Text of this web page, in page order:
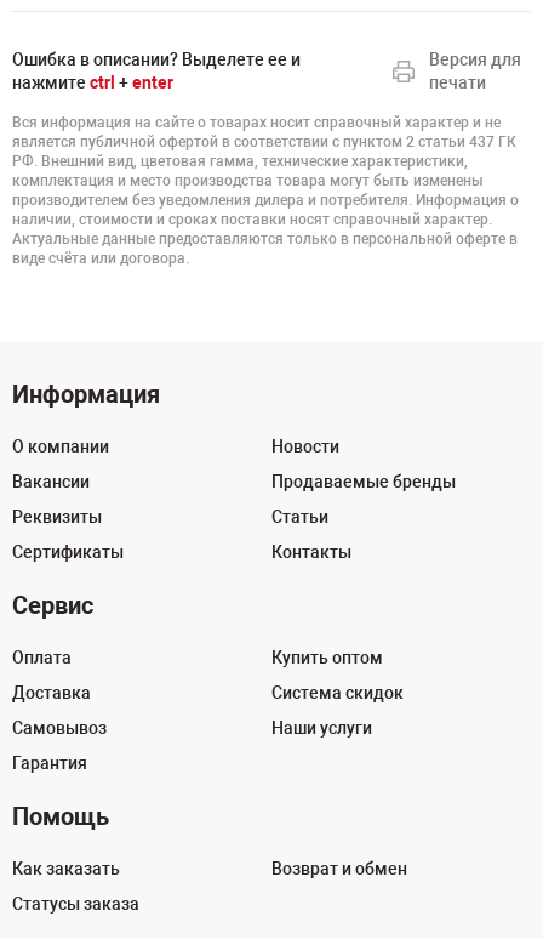
Ошибка в описании? Выделете ее и
нажмите ctrl +enter
Версия для
печати
Вся информация на сайте о товарах носит справочный характер и не
является публичной офертой в соответствии с пунктом 2 статьи 437 ГК
РФ. Внешний вид, цветовая гамма, технические характеристики,
комплектация и место производства товара могут быть изменены
производителем без уведомления дилера и потребителя. Информация о
наличии, стоимости и сроках поставки носят справочный характер.
Актуальные данные предоставляются только в персональной оферте в
виде счёта или договора.
Информация
О компании
Вакансии
Реквизиты
Сертификаты
Новости
Продаваемые бренды
Статьи
Контакты
Сервис
Оплата
Доставка
Самовывоз
Гарантия
Купить оптом
Система скидок
Наши услуги
Помощь
Как заказать
Статусы заказа
Возврат и обмен